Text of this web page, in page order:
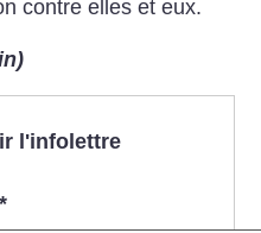
contre elles et eux.
l'infolettre
*